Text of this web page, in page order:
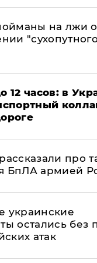
на лжи о
12 часов: в
про
БпЛА армией
украинские
остались без
атак